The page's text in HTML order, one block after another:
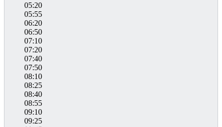
05:20
05:55
06:20
06:50
07:10
07:20
07:40
07:50
08:10
08:25
08:40
08:55
09:10
09:25